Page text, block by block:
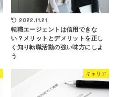
2022.11.21
転職エージェントは信用できな
い？メリットとデメリットを正し
く知り転職活動の強い味方にしよ
う
キャリア